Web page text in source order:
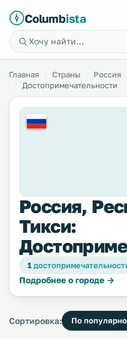
Columbista
Главная Страны Россия
Достопримечательности
Россия,
Тикси:
1
Подробнее о городе →
Сортировка: По